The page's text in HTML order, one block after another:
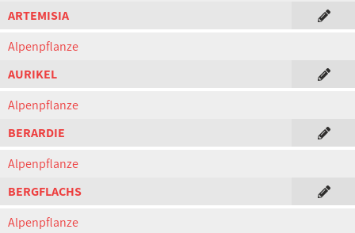
ARTEMISIA
Alpenpflanze
AURIKEL
Alpenpflanze
BERARDIE
Alpenpflanze
BERGFLACHS
Alpenpflanze